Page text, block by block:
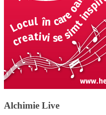
Alchimie Live